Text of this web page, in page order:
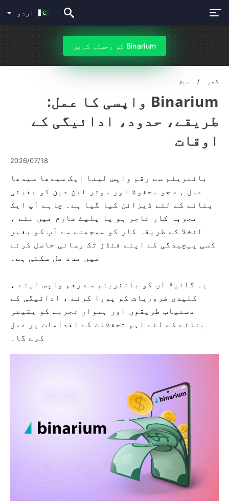
اردو
Binarium کو رجسٹر کریں
گھر سبق
Binarium واپسی کا عمل:
طریقے، حدود، ادائیگی کے
اوقات
2026/07/18
بائنریئم سے رقم واپس لینا ایک سیدھا سیدھا
عمل ہے جو محفوظ اور موثر لین دین کو یقینی
بنانے کے لئے ڈیزائن کیا گیا ہے۔ چاہے آپ ایک
تجربہ کار تاجر ہو یا پلیٹ فارم میں نئے ،
انخلا کے طریقہ کار کو سمجھنے سے آپ کو بغیر
کسی پیچیدگی کے اپنے فنڈز تک رسائی حاصل کرنے
میں مدد مل سکتی ہے۔
یہ گائیڈ آپ کو بائنریئم سے رقم واپس لینے ،
کلیدی ضروریات کو پورا کرنے ، ادائیگی کے
دستیاب طریقوں اور ہموار تجربے کو یقینی
بنانے کے لئے اہم تحفظات کے اقدامات پر عمل
کرے گا۔